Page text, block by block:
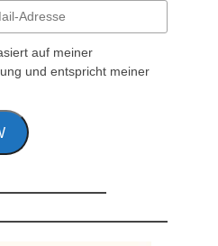
auf meiner
und entspricht meiner